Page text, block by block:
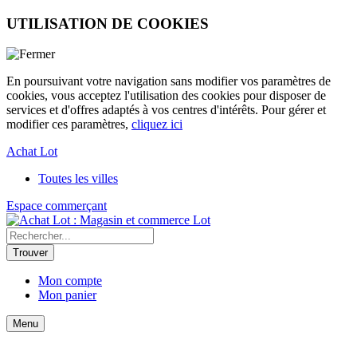
UTILISATION DE COOKIES
En poursuivant votre navigation sans modifier vos paramètres de
cookies, vous acceptez l'utilisation des cookies pour disposer de
services et d'offres adaptés à vos centres d'intérêts. Pour gérer et
modifier ces paramètres, cliquez ici
Achat Lot
Toutes les villes
Espace commerçant
Lot
Mon compte
Mon panier
Menu